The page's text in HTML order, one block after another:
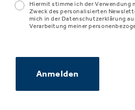
Hiermit stimme ich der Verwendung
Zweck des personalisierten
mich in der Datenschutzerklärung
Verarbeitung meiner
Anmelden